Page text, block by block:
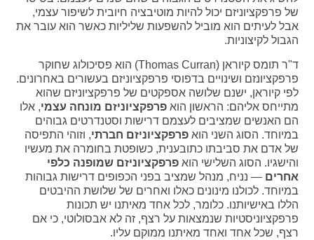
של פרפקציוניזם יכול להיות מוטיבציה חיובית לשיפור עצמי,
אבל לעיתים הוא מוביל להשפעות שליליות כאשר הוא עובר את
הגבול לקיצוניות.
ד"ר תומס קיוראן (Thomas Curran) הוא פסיכולוג שחוקר
פרפקציונזם ושינויים בדפוסי פרפקציוניזם בעשורים באחרונים.
לפי קיוראן, ישנם שלושה אספקטים של פרפקציוניזם שהוא
מתייחס אליהם: הראשון הואפרפקציוניזם מונחה עצמי, אלו
הם האנשים שמציבים לעצמם דרישות וסטנדרטים גבוהים
במיוחד. הסוג השני הואפרפקציוניזם חברתי, וזוהי התפיסה
של אדם את סביבתו כתובענית, כשופטת בחומרה את מעשיו
והישגיו. הסוג השלישי הואפרפקציוניזם שמופנה כלפי
אחרים — נניח, מנהל שמציב בפני הכפופים דרישות גבוהות
במיוחד. לכולנו מינונים כאלו ואחרים של שלושת ההיבטים
הללו באישיותנו. כלומר, לכל אחד מאיתנו יש תכונות
פרפקציוניסטיות שנמצאות על רצף, זה לא אבסולוטי, כי אם
רצף, שכל אחד ואחד מאיתנו ממוקם עליו.